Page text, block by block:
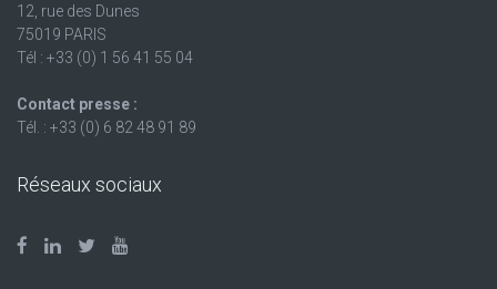
12, rue des Dunes
75019 PARIS
Tél : +33 (0) 1 56 41 55 04
Contact presse :
Tél. : +33 (0) 6 82 48 91 89
Réseaux sociaux